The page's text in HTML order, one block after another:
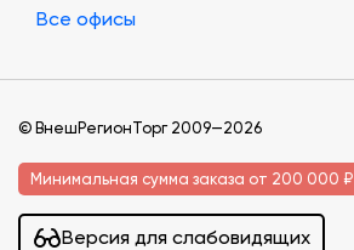
Все офисы
© ВнешРегионТорг 2009—2026
Минимальная сумма заказа от 200 000 ₽
Версия для слабовидящих